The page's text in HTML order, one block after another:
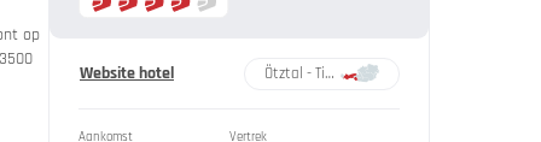
op
Website hotel Ötztal - Timmelsjoch
Aankomst Vertrek